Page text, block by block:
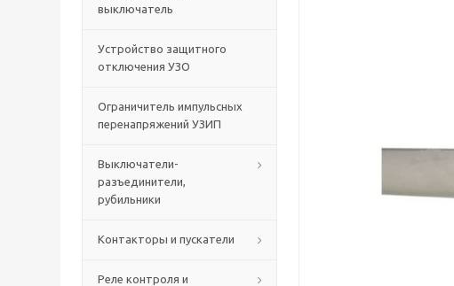
выключатель
Устройство защитного
отключения УЗО
Ограничитель импульсных
перенапряжений УЗИП
Выключатели-
разъединители,
рубильники
Контакторы и пускатели
Реле контроля и